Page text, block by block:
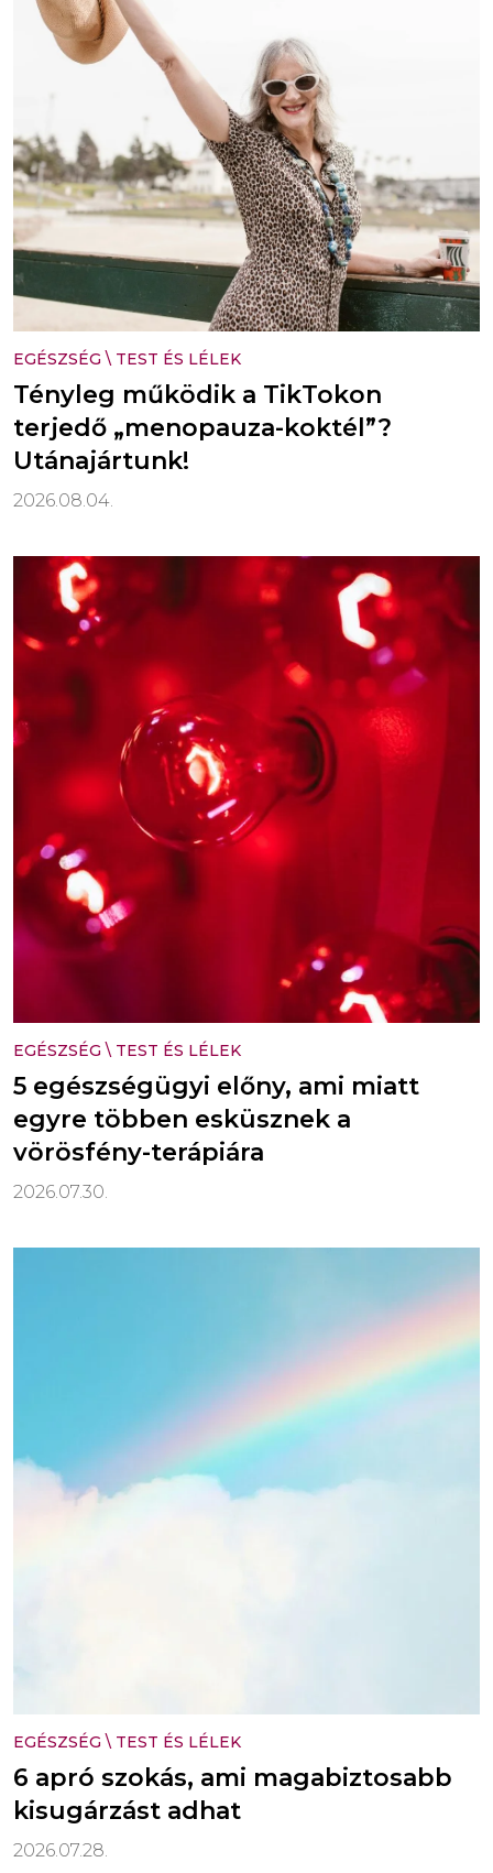
EGÉSZSÉG \ TEST ÉS LÉLEK
Tényleg működik a TikTokon
terjedő „menopauza-koktél”?
Utánajártunk!
2026.08.04.
EGÉSZSÉG \ TEST ÉS LÉLEK
5 egészségügyi előny, ami miatt
egyre többen esküsznek a
vörösfény-terápiára
2026.07.30.
EGÉSZSÉG \ TEST ÉS LÉLEK
6 apró szokás, ami magabiztosabb
kisugárzást adhat
2026.07.28.